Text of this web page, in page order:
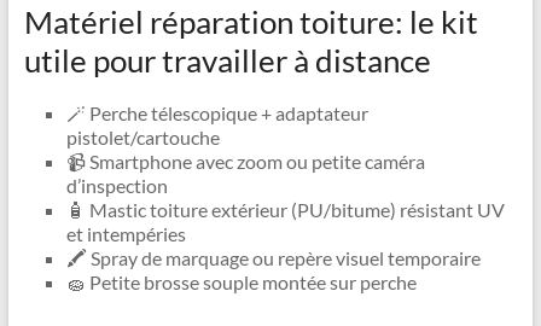
Matériel réparation toiture: le kit
utile pour travailler à distance
🪄 Perche télescopique + adaptateur
pistolet/cartouche
📹 Smartphone avec zoom ou petite caméra
d’inspection
🧴 Mastic toiture extérieur (PU/bitume) résistant UV
et intempéries
🖍️ Spray de marquage ou repère visuel temporaire
🧽 Petite brosse souple montée sur perche